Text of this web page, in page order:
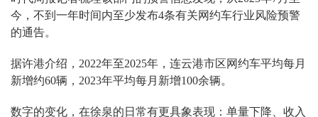
今，不到一年时间内至少发布4条有关网约车行业风险预警
的通告。
据许港介绍，2022年至2025年，连云港市区网约车平均每月
新增约60辆，2023年平均每月新增100余辆。
数字的变化，在徐泉的日常有更具象表现：单量下降、收入